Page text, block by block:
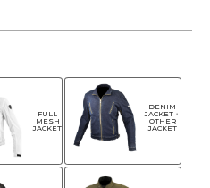
FULL
MESH
JACKET
DENIM
JACKET・
OTHER
JACKET